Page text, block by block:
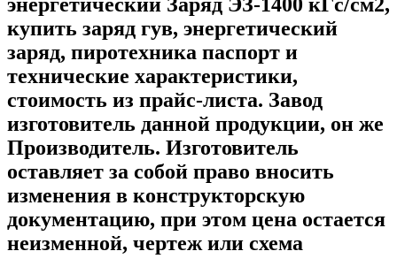
купить заряд гув, энергетический
заряд, пиротехника паспорт и
технические характеристики,
стоимость из прайс-листа. Завод
изготовитель данной продукции, он же
Производитель. Изготовитель
оставляет за собой право вносить
изменения в конструкторскую
документацию, при этом цена остается
неизменной, чертеж или схема